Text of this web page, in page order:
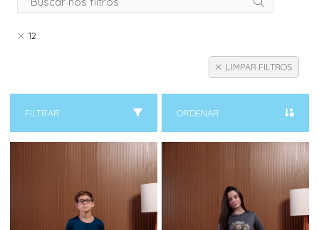
12
LIMPAR FILTROS
FILTRAR ORDENAR